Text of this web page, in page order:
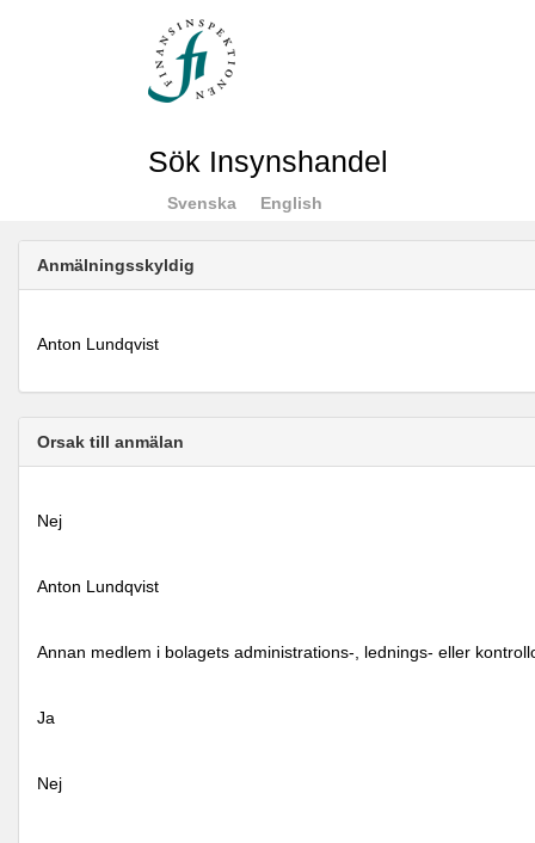
Sök Insynshandel
Svenska English
Anmälningsskyldig
Anton Lundqvist
Orsak till anmälan
Nej
Anton Lundqvist
Annan medlem i bolagets administrations-, lednings- eller
Ja
Nej